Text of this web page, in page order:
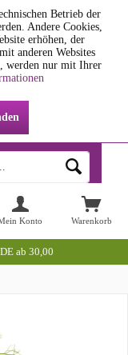
Betrieb der
Andere Cookies,
erhöhen, der
anderen Websites
werden nur mit Ihrer
ab 30,00
Warenkorb
Konto